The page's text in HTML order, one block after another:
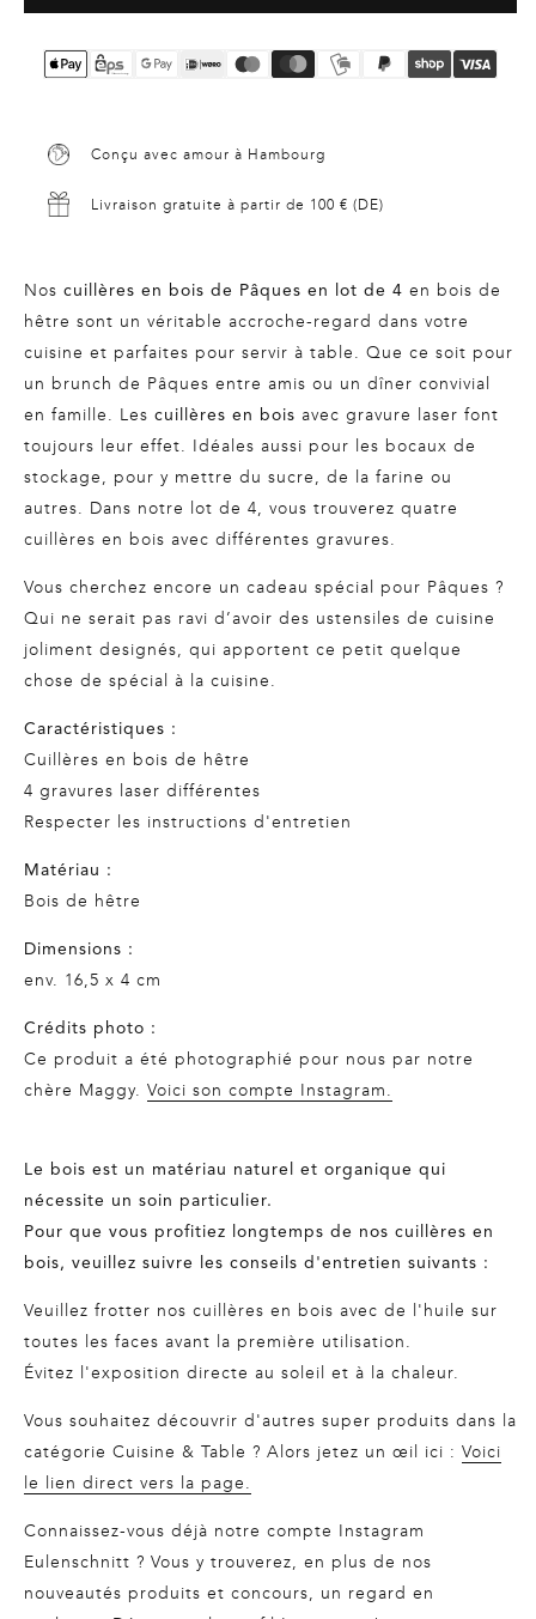
Conçu avec amour à Hambourg
Livraison gratuite à partir de 100 € (DE)
Nos cuillères en bois de Pâques en lot de 4 en bois de
hêtre sont un véritable accroche-regard dans votre
cuisine et parfaites pour servir à table. Que ce soit pour
un brunch de Pâques entre amis ou un dîner convivial
en famille. Les cuillères en bois avec gravure laser font
toujours leur effet. Idéales aussi pour les bocaux de
stockage, pour y mettre du sucre, de la farine ou
autres. Dans notre lot de 4, vous trouverez quatre
cuillères en bois avec différentes gravures.
Vous cherchez encore un cadeau spécial pour Pâques ?
Qui ne serait pas ravi d’avoir des ustensiles de cuisine
joliment designés, qui apportent ce petit quelque
chose de spécial à la cuisine.
Caractéristiques :
Cuillères en bois de hêtre
4 gravures laser différentes
Respecter les instructions d'entretien
Matériau :
Bois de hêtre
Dimensions :
env. 16,5 x 4 cm
Crédits photo :
Ce produit a été photographié pour nous par notre
chère Maggy. Voici son compte Instagram.
Le bois est un matériau naturel et organique qui
nécessite un soin particulier.
Pour que vous profitiez longtemps de nos cuillères en
bois, veuillez suivre les conseils d'entretien suivants :
Veuillez frotter nos cuillères en bois avec de l'huile sur
toutes les faces avant la première utilisation.
Évitez l'exposition directe au soleil et à la chaleur.
Vous souhaitez découvrir d'autres super produits dans la
catégorie Cuisine & Table ? Alors jetez un œil ici : Voici
le lien direct vers la page.
Connaissez-vous déjà notre compte Instagram
Eulenschnitt ? Vous y trouverez, en plus de nos
nouveautés produits et concours, un regard en